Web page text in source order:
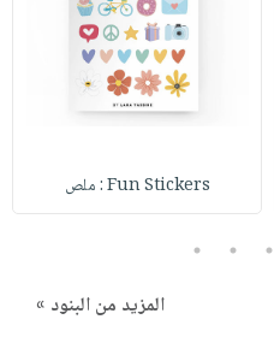
Fun Stickers : ملص
3
4
5
المزيد من البنود »